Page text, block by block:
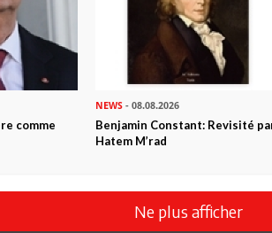
espérer accéder au pouvoir.
d'avoir commencé, et croire que ce
s'est muée en agneau ...
requses avoir l assetiment d
de l 'oppositio pour une société
,résorber le chomage;juguler l
fin au terrorisme....j 'ai trouvé HERCULE
comme
NEWS - 08.08.2026
Benjamin Constant: Revisité
Hatem M’rad
Ne plus afficher